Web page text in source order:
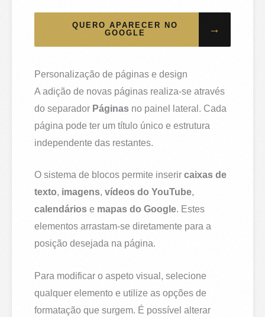
QUERO APARECER NO
GOOGLE
→
Personalização de páginas e design
A adição de novas páginas realiza-se através
do separador Páginas no painel lateral. Cada
página pode ter um título único e estrutura
independente das restantes.
O sistema de blocos permite inserircaixas de
texto, imagens,vídeos do YouTube,
calendários e mapas do Google. Estes
elementos arrastam-se diretamente para a
posição desejada na página.
Para modificar o aspeto visual, selecione
qualquer elemento e utilize as opções de
formatação que surgem. É possível alterar